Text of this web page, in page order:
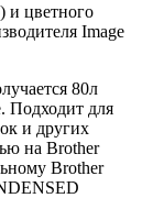
и цветного
Image
80л
Подходит для
и других
на Brother
Brother